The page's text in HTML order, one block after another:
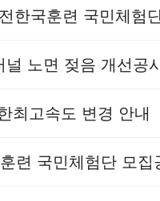
한국훈련 국민체험
널 노면 젖음 개선공
최고속도 변경 안내
련 국민체험단 모집